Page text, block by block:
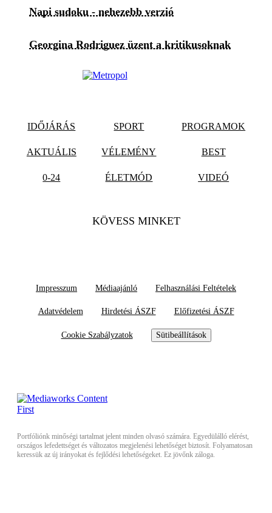
Napi sudoku - nehezebb verzió
Georgina Rodriguez üzent a kritikusoknak
IDŐJÁRÁS SPORT PROGRAMOK
AKTUÁLIS VÉLEMÉNY BEST
0-24 ÉLETMÓD VIDEÓ
KÖVESS MINKET
Impresszum Médiaajánló Felhasználási Feltételek
Adatvédelem Hirdetési ÁSZF Előfizetési ÁSZF
Cookie Szabályzatok Sütibeállítások
Portfóliónk minőségi tartalmat jelent minden olvasó számára. Egyedülálló elérést,
országos lefedettséget és változatos megjelenési lehetőséget biztosít. Folyamatosan
keressük az új irányokat és fejlődési lehetőségeket. Ez jövőnk záloga.